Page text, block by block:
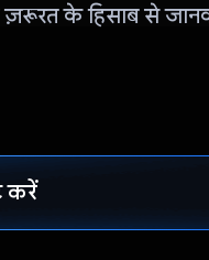
के हिसाब से
करें